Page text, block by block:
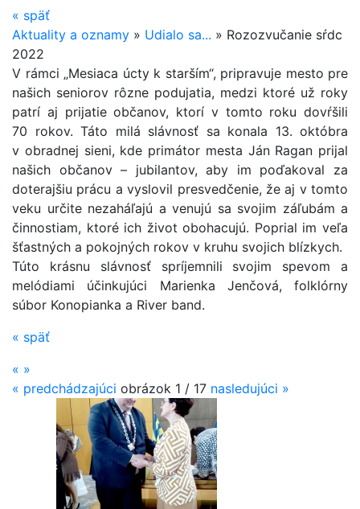
« späť
Aktuality a oznamy » Udialo sa... » Rozozvučanie sŕdc
2022
V rámci „Mesiaca úcty k starším“, pripravuje mesto pre
našich seniorov rôzne podujatia, medzi ktoré už roky
patrí aj prijatie občanov, ktorí v tomto roku dovŕšili
70 rokov. Táto milá slávnosť sa konala 13. októbra
v obradnej sieni, kde primátor mesta Ján Ragan prijal
našich občanov – jubilantov, aby im poďakoval za
doterajšiu prácu a vyslovil presvedčenie, že aj v tomto
veku určite nezaháľajú a venujú sa svojim záľubám a
činnostiam, ktoré ich život obohacujú. Poprial im veľa
šťastných a pokojných rokov v kruhu svojich blízkych.
Túto krásnu slávnosť spríjemnili svojim spevom a
melódiami účinkujúci Marienka Jenčová, folklórny
súbor Konopianka a River band.
« späť
« »
« predchádzajúci obrázok 1 / 17 nasledujúci »